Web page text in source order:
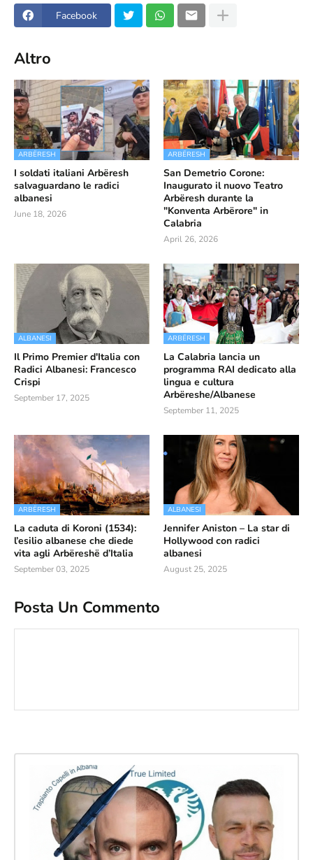
Facebook
Altro
ARBËRESH
I soldati italiani Arbëresh
salvaguardano le radici
albanesi
June 18, 2026
ARBËRESH
San Demetrio Corone:
Inaugurato il nuovo Teatro
Arbëresh durante la
"Konventa Arbërore" in
Calabria
April 26, 2026
ALBANESI
Il Primo Premier d'Italia con
Radici Albanesi: Francesco
Crispi
September 17, 2025
ARBËRESH
La Calabria lancia un
programma RAI dedicato alla
lingua e cultura
Arbëreshe/Albanese
September 11, 2025
ARBËRESH
La caduta di Koroni (1534):
l’esilio albanese che diede
vita agli Arbëreshë d’Italia
September 03, 2025
ALBANESI
Jennifer Aniston – La star di
Hollywood con radici
albanesi
August 25, 2025
Posta Un Commento